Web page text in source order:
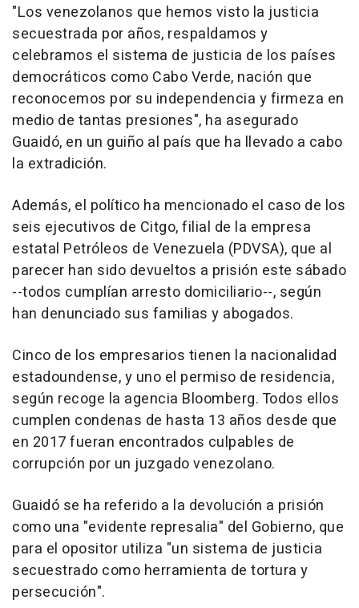
"Los venezolanos que hemos visto la justicia
secuestrada por años, respaldamos y
celebramos el sistema de justicia de los países
democráticos como Cabo Verde, nación que
reconocemos por su independencia y firmeza en
medio de tantas presiones", ha asegurado
Guaidó, en un guiño al país que ha llevado a cabo
la extradición.
Además, el político ha mencionado el caso de los
seis ejecutivos de Citgo, filial de la empresa
estatal Petróleos de Venezuela (PDVSA), que al
parecer han sido devueltos a prisión este sábado
--todos cumplían arresto domiciliario--, según
han denunciado sus familias y abogados.
Cinco de los empresarios tienen la nacionalidad
estadoundense, y uno el permiso de residencia,
según recoge la agencia Bloomberg. Todos ellos
cumplen condenas de hasta 13 años desde que
en 2017 fueran encontrados culpables de
corrupción por un juzgado venezolano.
Guaidó se ha referido a la devolución a prisión
como una "evidente represalia" del Gobierno, que
para el opositor utiliza "un sistema de justicia
secuestrado como herramienta de tortura y
persecución".